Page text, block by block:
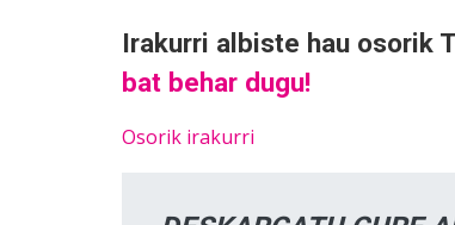
Irakurri albiste hau osorik
bat behar dugu!
Osorik irakurri